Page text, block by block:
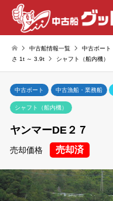
中古船情報一覧 中古ボート
さ 1t ～ 3.9t
シャフト（船内機）
中古ボート 中古漁船・業務船
シャフト（船内機）
ヤンマーDE２７
売却価格 売却済